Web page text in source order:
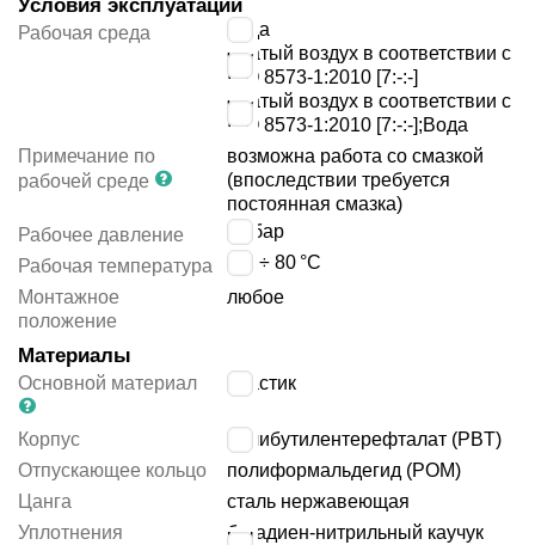
Условия эксплуатации
Рабочая среда
вода
сжатый воздух в соответствии с
ISO 8573-1:2010 [7:-:-]
сжатый воздух в соответствии с
ISO 8573-1:2010 [7:-:-];Вода
Примечание по
рабочей среде
возможна работа со смазкой
(впоследствии требуется
постоянная смазка)
Рабочее давление
бар
Рабочая температура
-10 ÷ 80 °C
Монтажное
положение
любое
Материалы
Основной материал пластик
Корпус
полибутилентерефталат (PBT)
Отпускающее кольцо
полиформальдегид (POM)
Цанга
сталь нержавеющая
Уплотнения
бутадиен-нитрильный каучук